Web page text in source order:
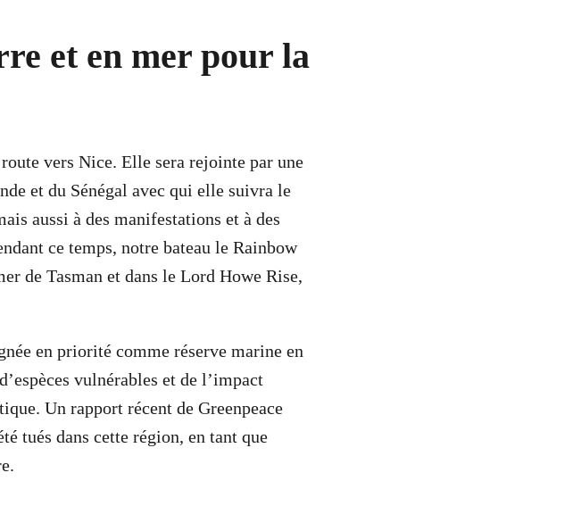
et en mer pour la
vers Nice. Elle sera rejointe par une
et du Sénégal avec qui elle suivra le
aussi à des manifestations et à des
ce temps, notre bateau le Rainbow
de Tasman et dans le Lord Howe Rise,
en priorité comme réserve marine en
vulnérables et de l’impact
Un rapport récent de Greenpeace
tués dans cette région, en tant que